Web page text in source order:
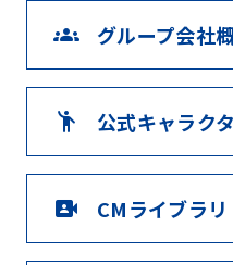
groups グループ会社
emoji_people 公式キャラク
video_camera_front CMライブラリ